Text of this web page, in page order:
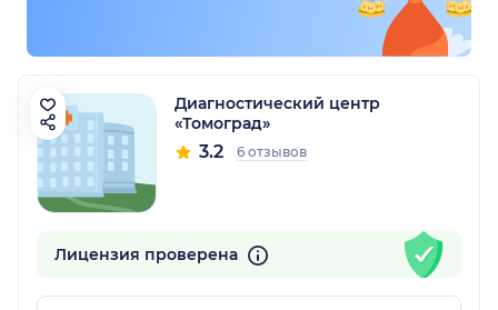
Диагностический центр
«Томоград»
3.2 6 отзывов
Лицензия проверена